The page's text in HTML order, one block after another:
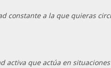
constante a la que quieras
activa que actúa en